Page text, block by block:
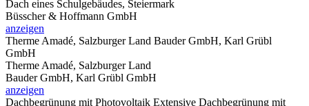
Dach eines Schulgebäudes, Steiermark
Büsscher & Hoffmann GmbH
anzeigen
Therme Amadé, Salzburger Land Bauder GmbH, Karl Grübl
GmbH
Therme Amadé, Salzburger Land
Bauder GmbH, Karl Grübl GmbH
anzeigen
Dachbegrünung mit Photovoltaik Extensive Dachbegrünung mit